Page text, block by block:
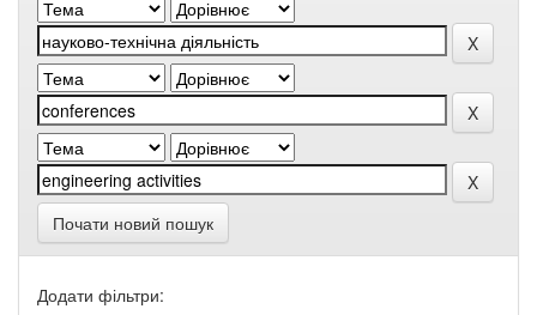
Почати новий пошук
Додати фільтри: